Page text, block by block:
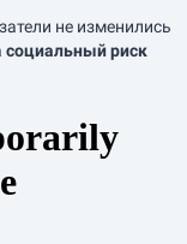
не изменились
социальный риск